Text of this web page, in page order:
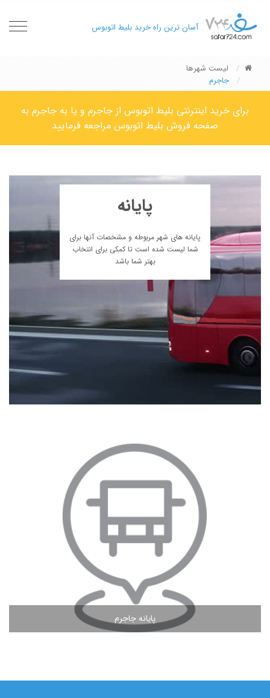
آسان ترین راه خرید بلیط اتوبوس
لیست شهرها
جاجرم
برای خرید اینترنتی بلیط اتوبوس از جاجرم و یا به جاجرم به
صفحه فروش بلیط اتوبوس مراجعه فرمایید
پایانه
پایانه های شهر مربوطه و مشخصات آنها برای
شما لیست شده است تا کمکی برای انتخاب
بهتر شما باشد
پایانه جاجرم
مشاهده ادامه مطلب